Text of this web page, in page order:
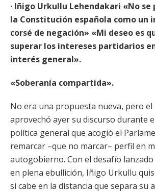
· Iñigo Urkullu Lehendakari «No se
la Constitución española como un
corsé de negación» «Mi deseo es
superar los intereses partidarios
interés general».
«Soberanía compartida».
No era una propuesta nueva, pero el
aprovechó ayer su discurso durante
política general que acogió el
remarcar –que no marcar– perfil en
autogobierno. Con el desafío
en plena ebullición, Iñigo Urkullu
si cabe en la distancia que separa su